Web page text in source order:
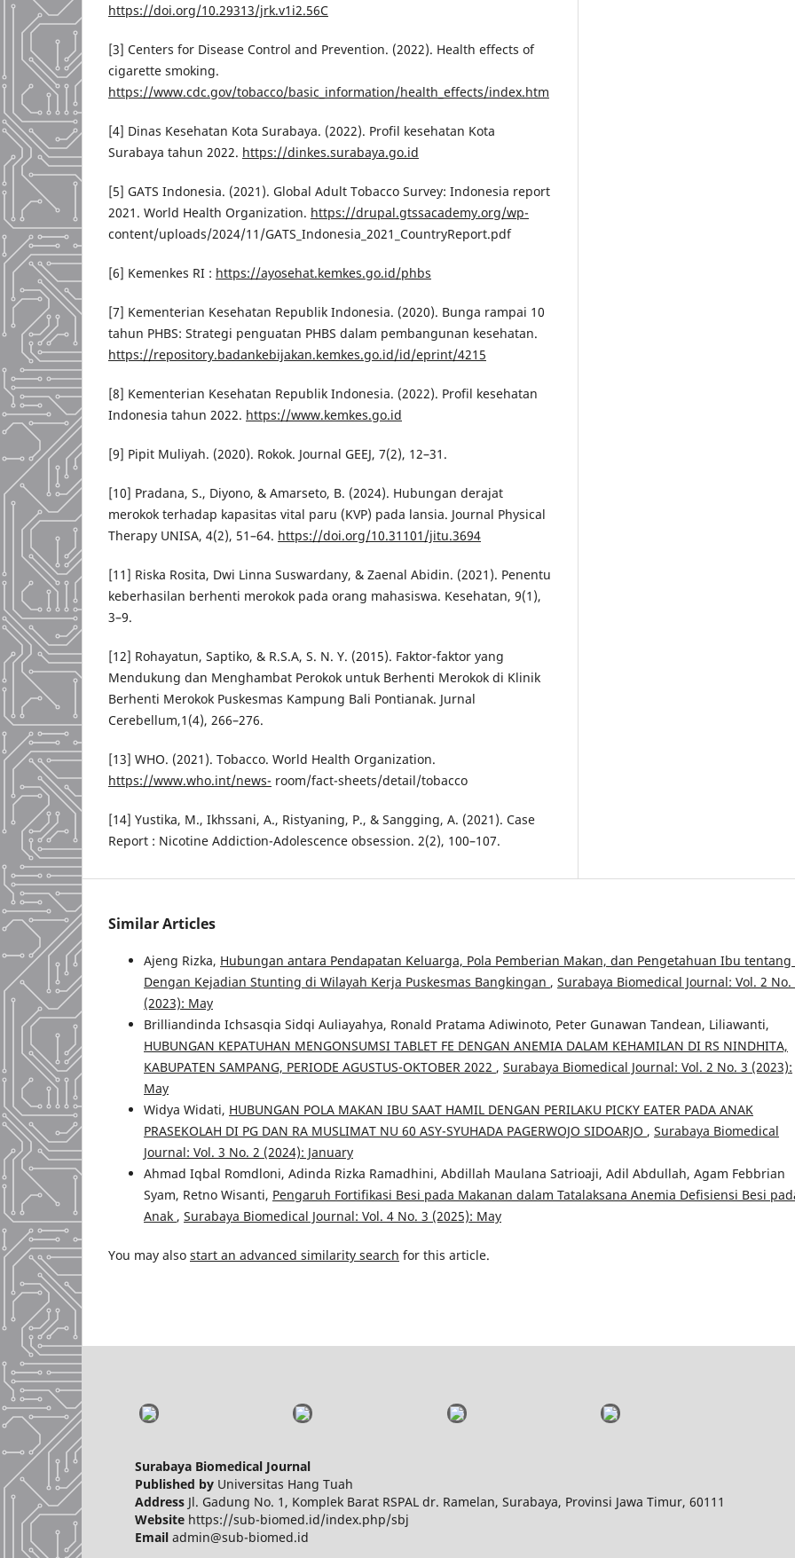
https://doi.org/10.29313/jrk.v1i2.56C
[3] Centers for Disease Control and Prevention. (2022). Health effects of
cigarette smoking.
https://www.cdc.gov/tobacco/basic_information/health_effects/index.htm
[4] Dinas Kesehatan Kota Surabaya. (2022). Profil kesehatan Kota
Surabaya tahun 2022. https://dinkes.surabaya.go.id
[5] GATS Indonesia. (2021). Global Adult Tobacco Survey: Indonesia report
2021. World Health Organization. https://drupal.gtssacademy.org/wp-
content/uploads/2024/11/GATS_Indonesia_2021_CountryReport.pdf
[6] Kemenkes RI : https://ayosehat.kemkes.go.id/phbs
[7] Kementerian Kesehatan Republik Indonesia. (2020). Bunga rampai 10
tahun PHBS: Strategi penguatan PHBS dalam pembangunan kesehatan.
https://repository.badankebijakan.kemkes.go.id/id/eprint/4215
[8] Kementerian Kesehatan Republik Indonesia. (2022). Profil kesehatan
Indonesia tahun 2022. https://www.kemkes.go.id
[9] Pipit Muliyah. (2020). Rokok. Journal GEEJ, 7(2), 12–31.
[10] Pradana, S., Diyono, & Amarseto, B. (2024). Hubungan derajat
merokok terhadap kapasitas vital paru (KVP) pada lansia. Journal Physical
Therapy UNISA, 4(2), 51–64. https://doi.org/10.31101/jitu.3694
[11] Riska Rosita, Dwi Linna Suswardany, & Zaenal Abidin. (2021). Penentu
keberhasilan berhenti merokok pada orang mahasiswa. Kesehatan, 9(1),
3–9.
[12] Rohayatun, Saptiko, & R.S.A, S. N. Y. (2015). Faktor-faktor yang
Mendukung dan Menghambat Perokok untuk Berhenti Merokok di Klinik
Berhenti Merokok Puskesmas Kampung Bali Pontianak. Jurnal
Cerebellum,1(4), 266–276.
[13] WHO. (2021). Tobacco. World Health Organization.
https://www.who.int/news- room/fact-sheets/detail/tobacco
[14] Yustika, M., Ikhssani, A., Ristyaning, P., & Sangging, A. (2021). Case
Report : Nicotine Addiction-Adolescence obsession. 2(2), 100–107.
Similar Articles
Ajeng Rizka, Hubungan antara Pendapatan Keluarga, Pola Pemberian Makan, dan Pengetahuan Ibu tentang
Dengan Kejadian Stunting di Wilayah Kerja Puskesmas Bangkingan , Surabaya Biomedical Journal: Vol. 2 No.
(2023): May
Brilliandinda Ichsasqia Sidqi Auliayahya, Ronald Pratama Adiwinoto, Peter Gunawan Tandean, Liliawanti,
HUBUNGAN KEPATUHAN MENGONSUMSI TABLET FE DENGAN ANEMIA DALAM KEHAMILAN DI RS NINDHITA,
KABUPATEN SAMPANG, PERIODE AGUSTUS-OKTOBER 2022 , Surabaya Biomedical Journal: Vol. 2 No. 3 (2023):
May
Widya Widati, HUBUNGAN POLA MAKAN IBU SAAT HAMIL DENGAN PERILAKU PICKY EATER PADA ANAK
PRASEKOLAH DI PG DAN RA MUSLIMAT NU 60 ASY-SYUHADA PAGERWOJO SIDOARJO , Surabaya Biomedical
Journal: Vol. 3 No. 2 (2024): January
Ahmad Iqbal Romdloni, Adinda Rizka Ramadhini, Abdillah Maulana Satrioaji, Adil Abdullah, Agam Febbrian
Syam, Retno Wisanti, Pengaruh Fortifikasi Besi pada Makanan dalam Tatalaksana Anemia Defisiensi Besi
Anak , Surabaya Biomedical Journal: Vol. 4 No. 3 (2025): May
You may also start an advanced similarity search for this article.
Surabaya Biomedical Journal
Published by Universitas Hang Tuah
Address Jl. Gadung No. 1, Komplek Barat RSPAL dr. Ramelan, Surabaya, Provinsi Jawa Timur, 60111
Website https://sub-biomed.id/index.php/sbj
Email admin@sub-biomed.id